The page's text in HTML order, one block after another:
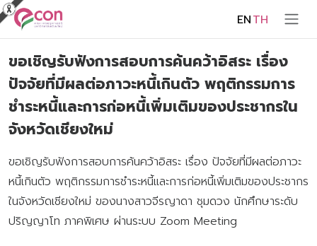
ENTH
ขอเชิญรับฟังการสอบการค้นคว้าอิสระ เรื่อง
ปัจจัยที่มีผลต่อภาวะหนี้เกินตัว พฤติกรรมการ
ชำระหนี้และการก่อหนี้เพิ่มเติมของประชากรใน
จังหวัดเชียงใหม่
ขอเชิญรับฟังการสอบการค้นคว้าอิสระ เรื่อง ปัจจัยที่มีผลต่อภาวะ
หนี้เกินตัว พฤติกรรมการชำระหนี้และการก่อหนี้เพิ่มเติมของประชากร
ในจังหวัดเชียงใหม่ ของนางสาวจีรญาดา ชุมดวง นักศึกษาระดับ
ปริญญาโท ภาคพิเศษ ผ่านระบบ Zoom Meeting